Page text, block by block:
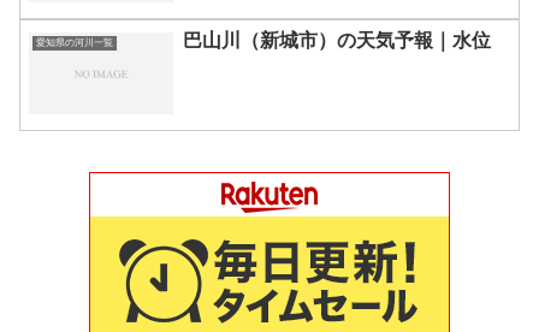
愛知県の河川一覧 巴山川（新城市）の天気予報｜水位